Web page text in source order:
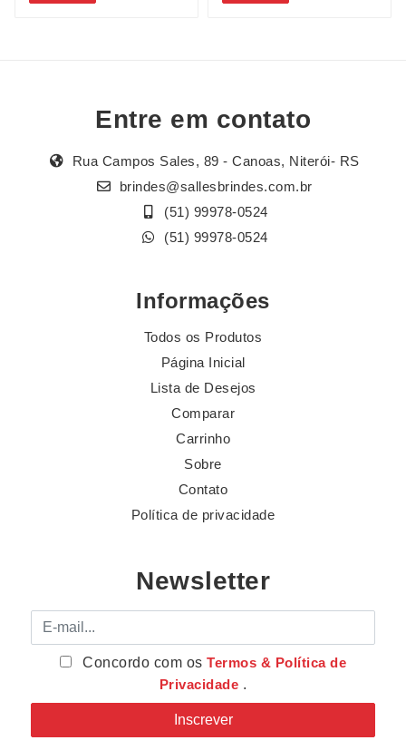
Entre em contato
Rua Campos Sales, 89 - Canoas, Niterói- RS
brindes@sallesbrindes.com.br
(51) 99978-0524
(51) 99978-0524
Informações
Todos os Produtos
Página Inicial
Lista de Desejos
Comparar
Carrinho
Sobre
Contato
Política de privacidade
Newsletter
E-mail
Concordo com osTermos & Política de
Privacidade .